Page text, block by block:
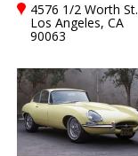
4576 1/2 Worth St.
Los Angeles, CA
90063